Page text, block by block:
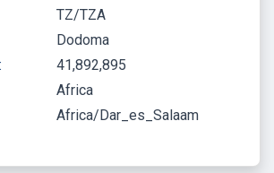
TZ/TZA
Dodoma
41,892,895
Africa
Africa/Dar_es_Salaam